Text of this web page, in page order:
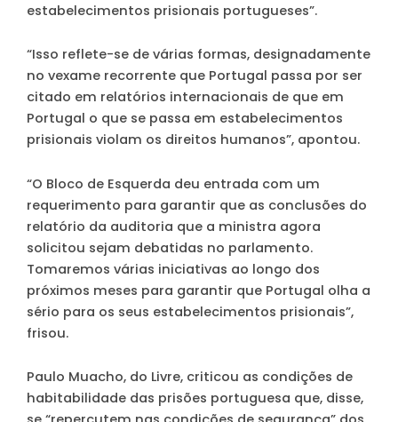
estabelecimentos prisionais portugueses”.
“Isso reflete-se de várias formas, designadamente
no vexame recorrente que Portugal passa por ser
citado em relatórios internacionais de que em
Portugal o que se passa em estabelecimentos
prisionais violam os direitos humanos”, apontou.
“O Bloco de Esquerda deu entrada com um
requerimento para garantir que as conclusões do
relatório da auditoria que a ministra agora
solicitou sejam debatidas no parlamento.
Tomaremos várias iniciativas ao longo dos
próximos meses para garantir que Portugal olha a
sério para os seus estabelecimentos prisionais”,
frisou.
Paulo Muacho, do Livre, criticou as condições de
habitabilidade das prisões portuguesa que, disse,